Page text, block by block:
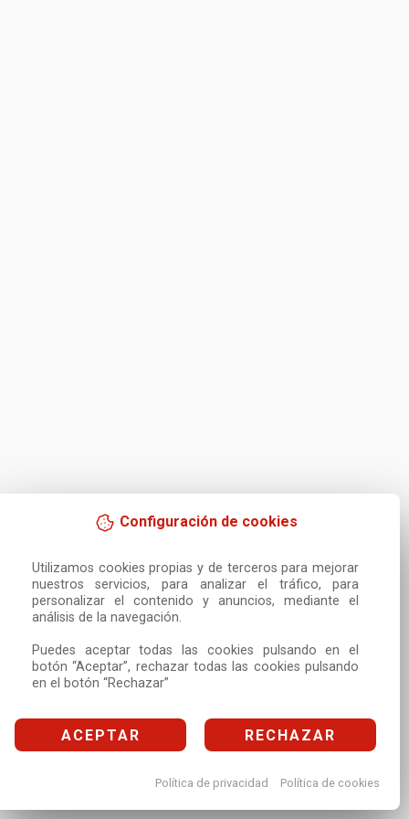
Configuración de cookies
Utilizamos cookies propias y de terceros para mejorar
nuestros servicios, para analizar el tráfico, para
personalizar el contenido y anuncios, mediante el
análisis de la navegación.
Puedes aceptar todas las cookies pulsando en el
botón “Aceptar”, rechazar todas las cookies pulsando
en el botón “Rechazar”
ACEPTAR RECHAZAR
Política de privacidad Política de cookies